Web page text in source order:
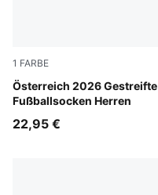
1 FARBE
Österreich 2026 Gestreifte
Fußballsocken Herren
PUMA White-Mint Melt
22,95 €